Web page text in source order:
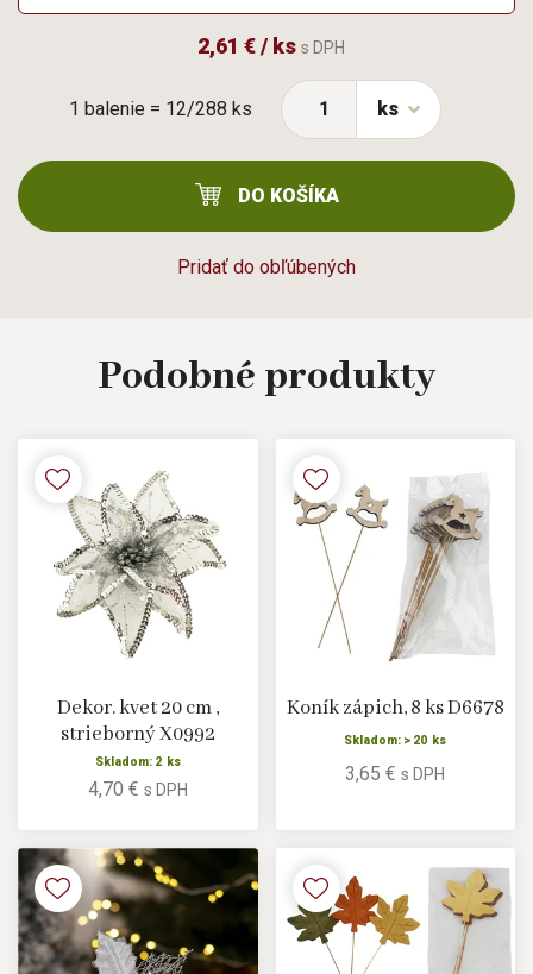
1 balenie = 12/288 ks
Pridať do obľúbených
2,61 € / ks s DPH
ks
DO KOŠÍKA
Podobné produkty
Dekor. kvet 20 cm ,
strieborný X0992
Skladom: 2 ks
4,70 € s DPH
Koník zápich, 8 ks D6678
Skladom: > 20 ks
3,65 €s DPH